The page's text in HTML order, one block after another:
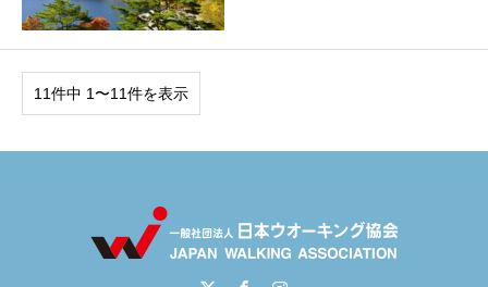
11件中 1〜11件を表示